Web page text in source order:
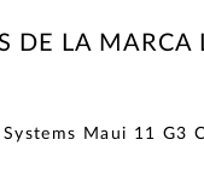
DE LA MARCA
Systems Maui 11 G3